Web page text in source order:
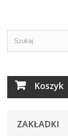
Koszyk
ZAKŁADKI